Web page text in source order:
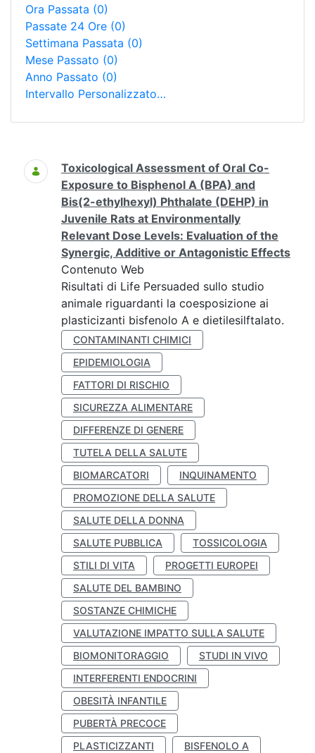
Ora Passata (0)
Passate 24 Ore (0)
Settimana Passata (0)
Mese Passato (0)
Anno Passato (0)
Intervallo Personalizzato…
Ricerca
Toxicological Assessment of Oral Co-
Exposure to Bisphenol A (BPA) and
Bis(2-ethylhexyl) Phthalate (DEHP) in
Juvenile Rats at Environmentally
Relevant Dose Levels: Evaluation of the
Synergic, Additive or Antagonistic Effects
Contenuto Web
Risultati di Life Persuaded sullo studio
animale riguardanti la coesposizione ai
plasticizanti bisfenolo A e dietilesilftalato.
CONTAMINANTI CHIMICI
EPIDEMIOLOGIA
FATTORI DI RISCHIO
SICUREZZA ALIMENTARE
DIFFERENZE DI GENERE
TUTELA DELLA SALUTE
BIOMARCATORI
INQUINAMENTO
PROMOZIONE DELLA SALUTE
SALUTE DELLA DONNA
SALUTE PUBBLICA
TOSSICOLOGIA
STILI DI VITA
PROGETTI EUROPEI
SALUTE DEL BAMBINO
SOSTANZE CHIMICHE
VALUTAZIONE IMPATTO SULLA SALUTE
BIOMONITORAGGIO
STUDI IN VIVO
INTERFERENTI ENDOCRINI
OBESITÀ INFANTILE
PUBERTÀ PRECOCE
PLASTICIZZANTI
BISFENOLO A